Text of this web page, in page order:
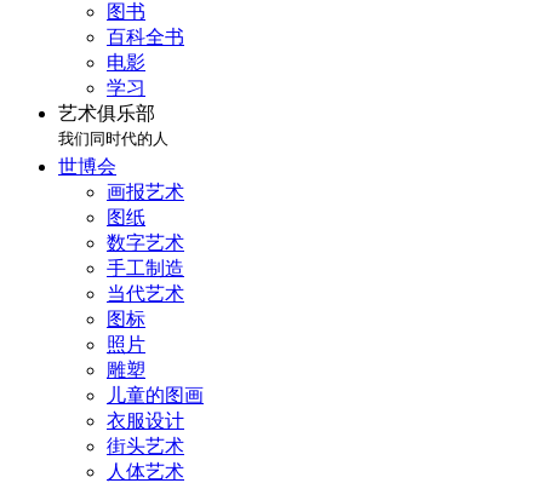
图书
百科全书
电影
学习
艺术俱乐部
我们同时代的人
世博会
画报艺术
图纸
数字艺术
手工制造
当代艺术
图标
照片
雕塑
儿童的图画
衣服设计
街头艺术
人体艺术